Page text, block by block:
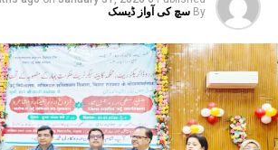
By سچ کی آواز ڈیسک